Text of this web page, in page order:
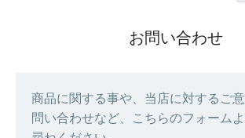
お問い合わせ
商品に関する事や、当店に対するご
問い合わせなど、こちらのフォーム